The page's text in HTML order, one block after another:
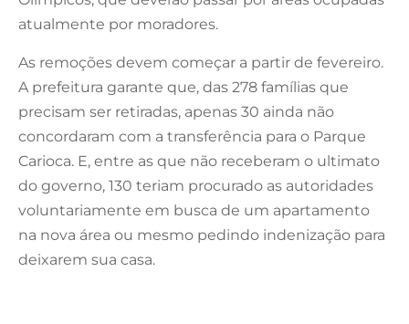
atualmente por moradores.
As remoções devem começar a partir de fevereiro.
A prefeitura garante que, das 278 famílias que
precisam ser retiradas, apenas 30 ainda não
concordaram com a transferência para o Parque
Carioca. E, entre as que não receberam o ultimato
do governo, 130 teriam procurado as autoridades
voluntariamente em busca de um apartamento
na nova área ou mesmo pedindo indenização para
deixarem sua casa.